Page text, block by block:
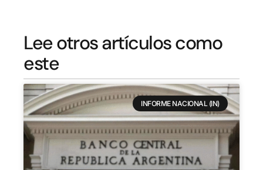
Lee otros artículos como
este
INFORME NACIONAL (IN)